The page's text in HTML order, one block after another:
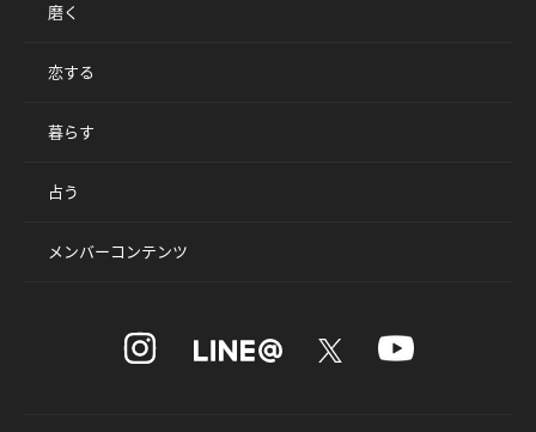
磨く
恋する
暮らす
占う
メンバーコンテンツ